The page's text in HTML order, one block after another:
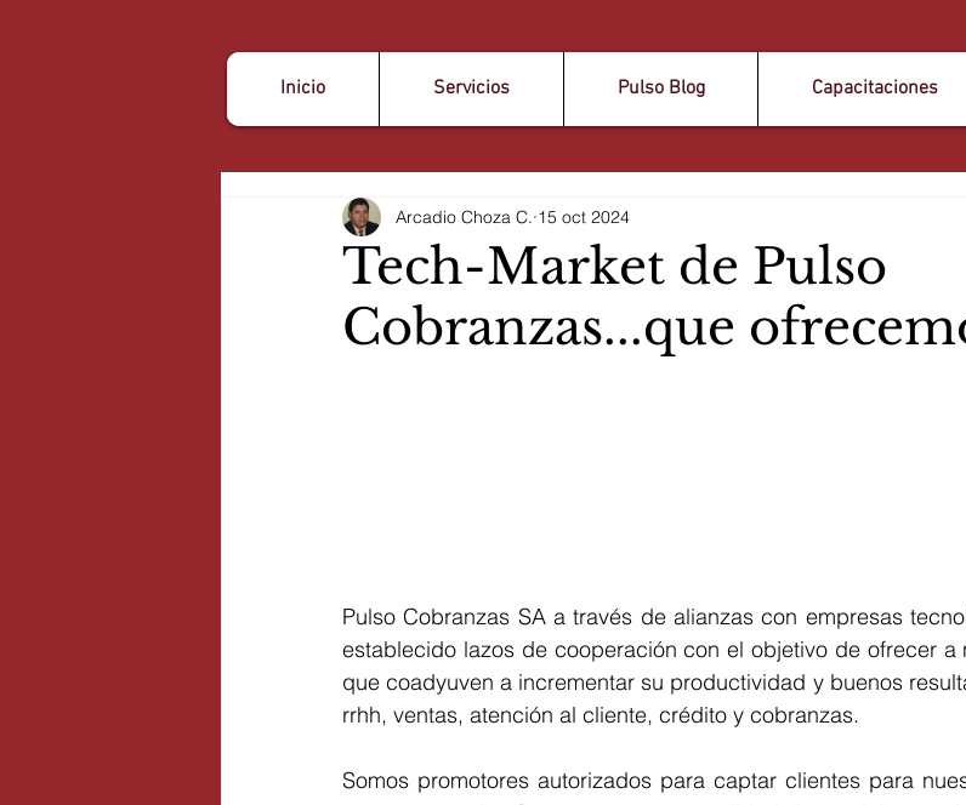
Inicio Servicios Pulso Blog Capacitaciones
Tech-Market de Pulso
Cobranzas...que
Arcadio Choza C. 15 oct 2024
Pulso Cobranzas SA a través de alianzas con empresas
establecido lazos de cooperación con el objetivo de ofrecer a
que coadyuven a incrementar su productividad y buenos
rrhh, ventas, atención al cliente, crédito y cobranzas.
Somos promotores autorizados para captar clientes para